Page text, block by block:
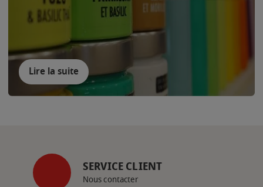
Lire la suite
SERVICE CLIENT
Nous contacter